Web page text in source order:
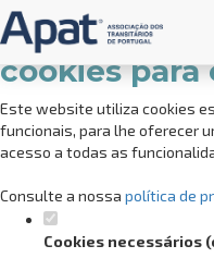
Defina as
cookies
Este website utiliza cookies
funcionais, para lhe oferecer
acesso a todas as
Consulte a nossa política de
Cookies necessários